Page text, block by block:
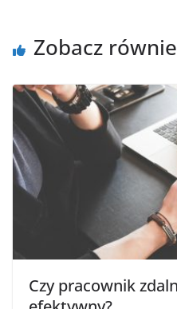
Zobacz
Czy pracownik